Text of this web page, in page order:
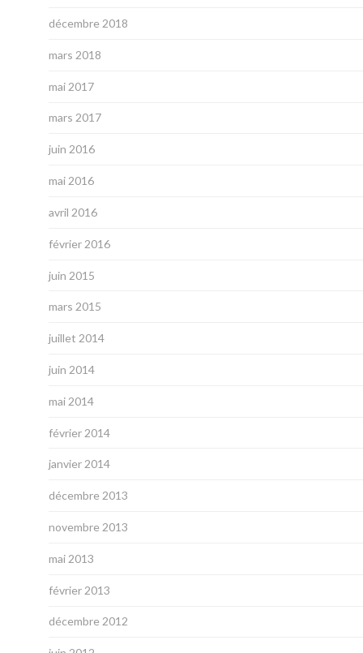
décembre 2018
mars 2018
mai 2017
mars 2017
juin 2016
mai 2016
avril 2016
février 2016
juin 2015
mars 2015
juillet 2014
juin 2014
mai 2014
février 2014
janvier 2014
décembre 2013
novembre 2013
mai 2013
février 2013
décembre 2012